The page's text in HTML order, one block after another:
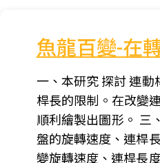
魚龍百變-在
一、本研究 探討 連動
桿長的限制。在改變
順利繪製出圖形。 三
盤的旋轉速度、連桿
變旋轉速度、連桿長